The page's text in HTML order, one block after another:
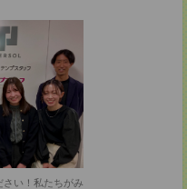
さい！私たちがみ